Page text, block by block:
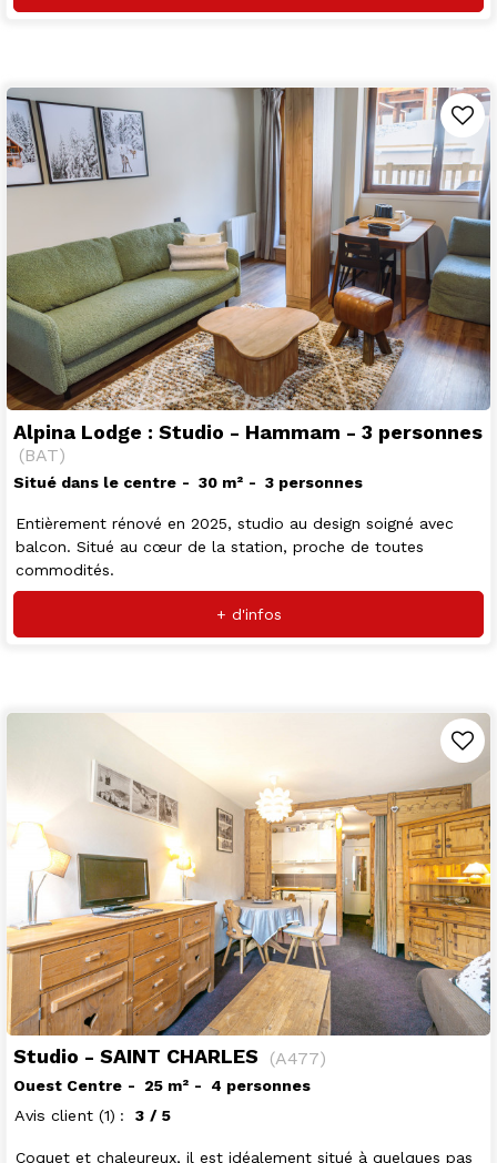
Alpina Lodge : Studio - Hammam - 3 personnes
(BAT)
Situé dans le centre 30 m² 3 personnes
Entièrement rénové en 2025, studio au design soigné avec
balcon. Situé au cœur de la station, proche de toutes
commodités.
+ d'infos
Studio - SAINT CHARLES (A477)
Ouest Centre 25 m²
4 personnes
Avis client (1) 3 / 5
Coquet et chaleureux, il est idéalement situé à quelques pas